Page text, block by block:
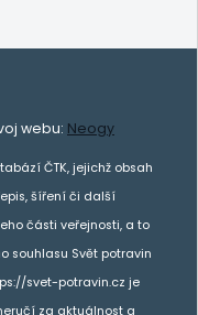
webu: Neogy
ČTK, jejichž obsah
šíření či další
části veřejnosti, a to
souhlasu Svět potravin
svet-potravin.cz je
za aktuálnost a